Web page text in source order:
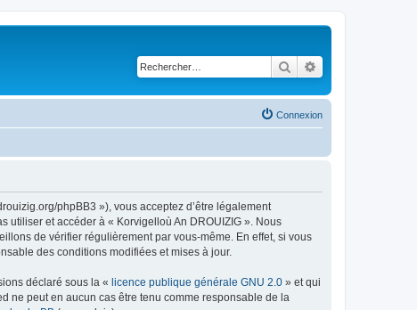
Rechercher
Connexion
phpBB3 »), vous acceptez d’être légalement
utiliser et accéder à « Korvigelloù An DROUIZIG ». Nous
de vérifier régulièrement par vous-même. En effet, si vous
des conditions modifiées et mises à jour.
déclaré sous la « licence publique générale GNU 2.0 » et qui
ne peut en aucun cas être tenu comme responsable de la